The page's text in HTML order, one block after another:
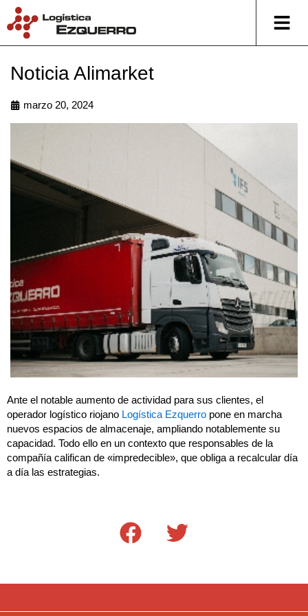
contenido
Noticia Alimarket
marzo 20, 2024
Ante el notable aumento de actividad para sus clientes, el
operador logístico riojano Logística Ezquerro pone en marcha
nuevos espacios de almacenaje, ampliando notablemente su
capacidad. Todo ello en un contexto que responsables de la
compañía califican de «impredecible», que obliga a recalcular día
a día las estrategias.
F
a
e
b
T
w
t
t